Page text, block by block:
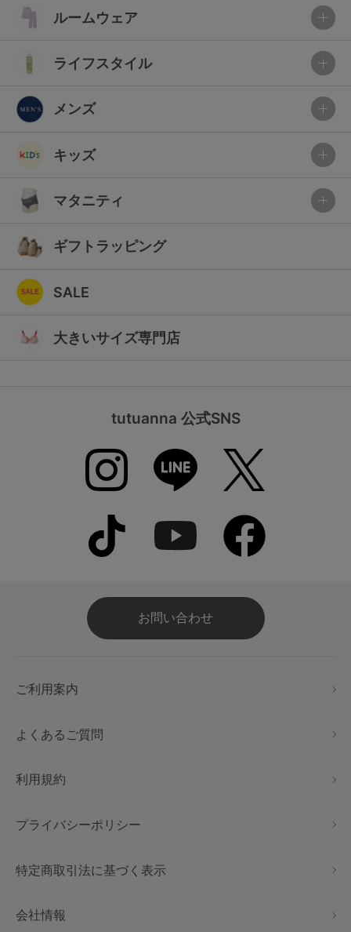
ルームウェア
ライフスタイル
メンズ
キッズ
マタニティ
ギフトラッピング
SALE
大きいサイズ専門店
tutuanna 公式SNS
お問い合わせ
ご利用案内
よくあるご質問
利用規約
プライバシーポリシー
特定商取引法に基づく表示
会社情報